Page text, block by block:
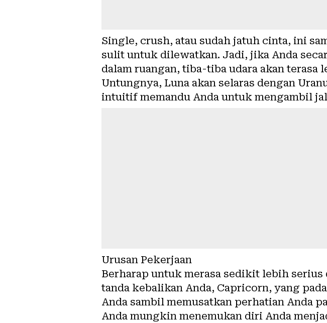
Single, crush, atau sudah jatuh cinta, ini
sulit untuk dilewatkan. Jadi, jika Anda
dalam ruangan, tiba-tiba udara akan terasa
Untungnya, Luna akan selaras dengan
intuitif memandu Anda untuk mengambil
Urusan Pekerjaan
Berharap untuk merasa sedikit lebih serius
tanda kebalikan Anda, Capricorn, yang
Anda sambil memusatkan perhatian Anda
Anda mungkin menemukan diri Anda